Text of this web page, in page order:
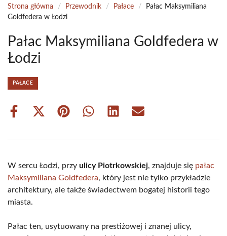
Strona główna / Przewodnik / Pałace /
Pałac Maksymiliana
Goldfedera w Łodzi
Pałac Maksymiliana Goldfedera w
Łodzi
PAŁACE
Share
Share
(Twitter)
Share Share Share Share
W sercu Łodzi, przy ulicy Piotrkowskiej, znajduje się pałac
Maksymiliana Goldfedera, który jest nie tylko przykładzie
architektury, ale także świadectwem bogatej historii tego
miasta.
Pałac ten, usytuowany na prestiżowej i znanej ulicy,